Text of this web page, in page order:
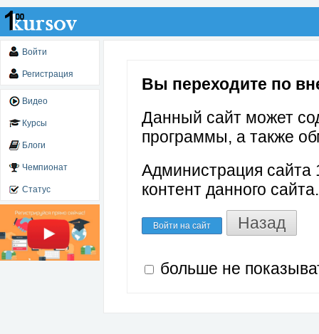
Войти
Регистрация
Видео
Курсы
Блоги
Чемпионат
Статус
Вы переходите по
Данный сайт может
программы, а также
Администрация сайта
контент данного сайта.
Войти на сайт Назад
больше не